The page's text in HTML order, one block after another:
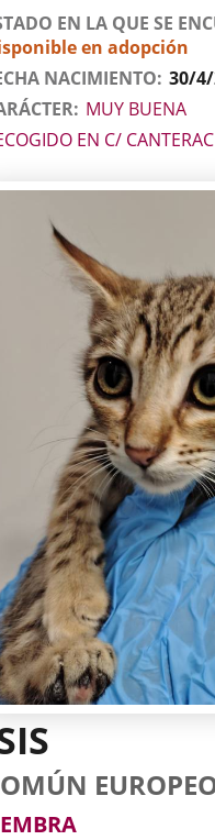
EN LA QUE SE
en adopción
NACIMIENTO 30/
MUY BUENA
EN C/ CANTERAC